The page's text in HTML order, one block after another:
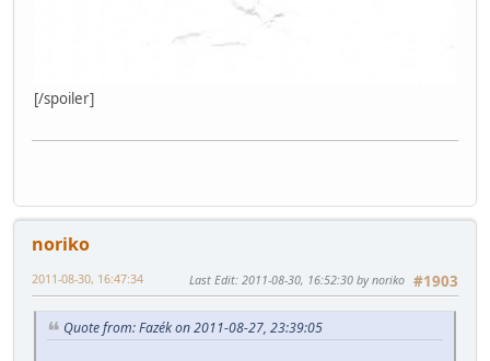
[/spoiler]
noriko
#1903
2011-08-30, 16:47:34 Last Edit: 2011-08-30, 16:52:30 by noriko
Quote from: Fazék on 2011-08-27, 23:39:05